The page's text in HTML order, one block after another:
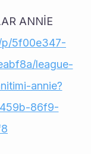
5f00e347-
league-
annie?
86f9-